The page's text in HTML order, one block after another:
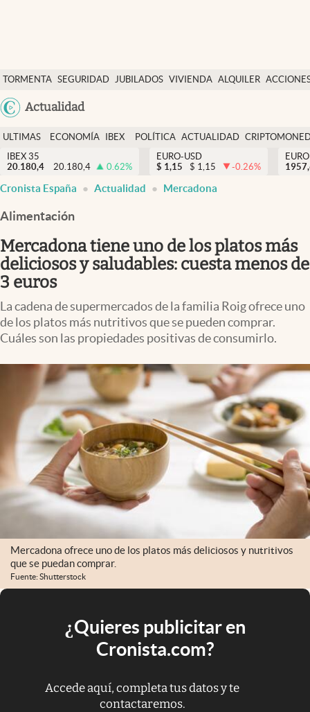
TORMENTA SEGURIDAD JUBILADOS VIVIENDA ALQUILER
Actualidad
Economía y finanzas
Política
Actualidad
Criptomonedas
España
ULTIMAS
NOTICIAS
ECONOMÍA
FINANZAS
IBEX
EURO
POLÍTICA ACTUALIDAD
IBEX 35
20.180,4
20.180,4 0.62%
EURO-USD
$ 1,15 $ 1,15 -0.26%
Cronista España Actualidad Mercadona
Alimentación
Mercadona tiene uno de los platos más
deliciosos y saludables: cuesta menos de
3 euros
La cadena de supermercados de la familia Roig ofrece uno
de los platos más nutritivos que se pueden comprar.
Cuáles son las propiedades positivas de consumirlo.
Mercadona ofrece uno de los platos más deliciosos y nutritivos
que se puedan comprar.
Fuente: Shutterstock
¿Quieres publicitar en
Cronista.com?
Accede aquí, completa tus datos y te
contactaremos.